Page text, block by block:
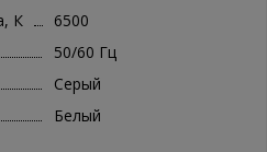
К
6500
50/60 Гц
Серый
Белый